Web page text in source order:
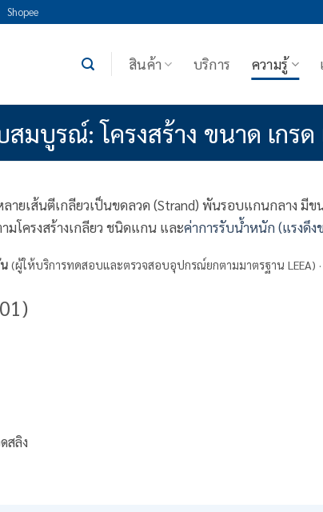
Shopee
สินค้า บริการ ความรู้
มบูรณ์: โครงสร้าง ขนาด เกรด
ายเส้นตีเกลียวเป็นขดลวด (Strand) พันรอบแกนกลาง มีข
มโครงสร้างเกลียว ชนิดแกน และค่าการรับน้ำหนัก (แรงดึง
(ผู้ให้บริการทดสอบและตรวจสอบอุปกรณ์ยกตามมาตรฐาน LEEA)
สลิง